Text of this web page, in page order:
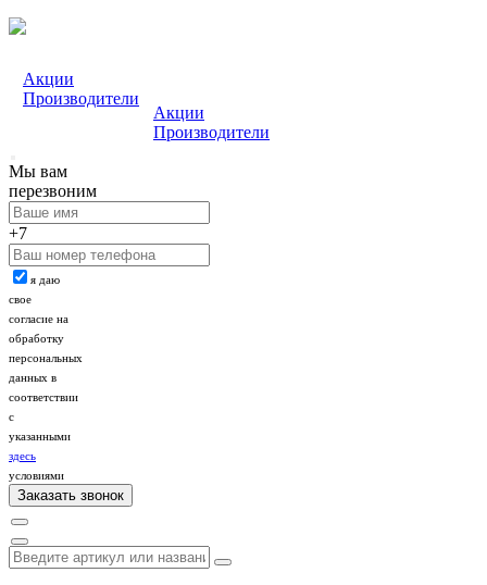
Акции
Производители
Акции
Производители
Мы вам
перезвоним
+7
я даю
свое
согласие на
обработку
персональных
данных в
соответствии
с
указанными
здесь
условиями